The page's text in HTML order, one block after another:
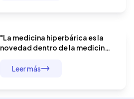
"La medicina hiperbárica es la
novedad dentro de la medicina
manejo integral del paciente
Leer más